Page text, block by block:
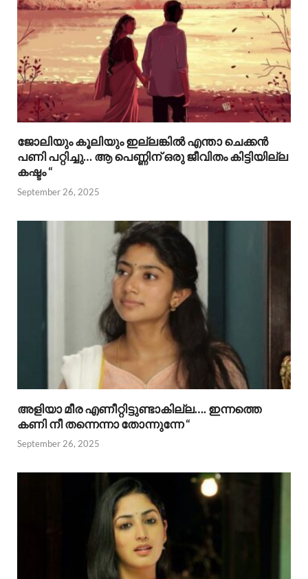
ജോലിയും കൂലിയും ഇല്ലങ്കിൽ എന്താ ചെക്കൻ
പണി പറ്റിച്ചു… ആ പെണ്ണിന് ഒരു ജീവിതം കിട്ടിയില്ല
കഷ്ടം “
September 26, 2025
അളിയാ മീര എണീറ്റിട്ടുണ്ടാകില്ല…. ഇന്നത്തെ
കണി നീ തന്നെന്നാ തോന്നുന്നേ “
September 26, 2025